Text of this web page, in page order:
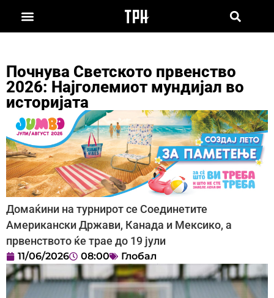
Почнува Светското првенство
2026: Најголемиот мундијал во
историјата
Домаќини на турнирот се Соединетите
Американски Држави, Канада и Мексико, а
првенството ќе трае до 19 јули
11/06/2026 08:00 Глобал